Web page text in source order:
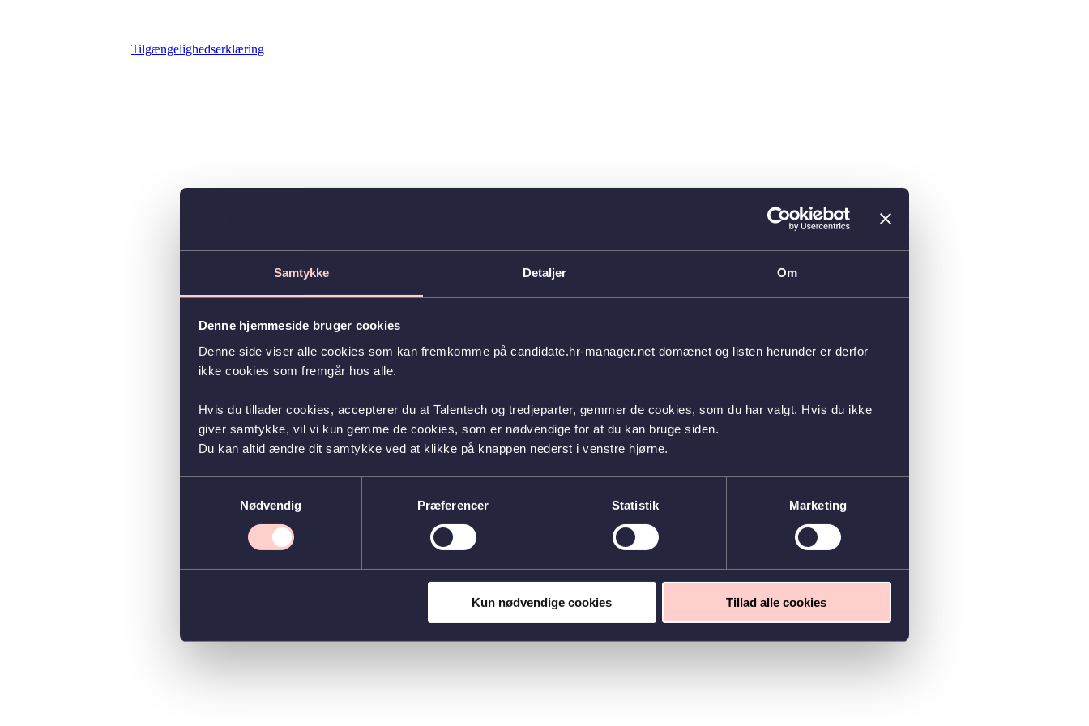
Samtykke Detaljer Om
Denne hjemmeside bruger cookies
Denne side viser alle cookies som kan fremkomme på candidate.hr-manager.net domænet og listen herunder er derfor
ikke cookies som fremgår hos alle.
Hvis du tillader cookies, accepterer du at Talentech og tredjeparter, gemmer de cookies, som du har valgt. Hvis du ikke
giver samtykke, vil vi kun gemme de cookies, som er nødvendige for at du kan bruge siden.
Du kan altid ændre dit samtykke ved at klikke på knappen nederst i venstre hjørne.
Nødvendig
Præferencer Statistik Marketing
Kun nødvendige cookies Tillad alle cookies
Tilgængelighedserklæring